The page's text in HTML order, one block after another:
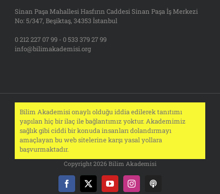
Sinan Paşa Mahallesi Hasfırın Caddesi Sinan Paşa İş Merkezi
No: 5/347, Beşiktaş, 34353 İstanbul
0 212 227 07 99 - 0 533 379 27 99
info@bilimakademisi.org
Bilim Akademisi onaylı olduğu iddia edilerek tanıtımı
yapılan hiç bir ilaç ile bağlantımız yoktur. Akademimiz
sağlık gibi ciddi bir konuda insanları dolandırmayı
amaçlayan bu web sitelerine karşı yasal yollara
başvurmaktadır.
Copyright 2026 Bilim Akademisi
Facebook
X YouTubeInstagramPodcast